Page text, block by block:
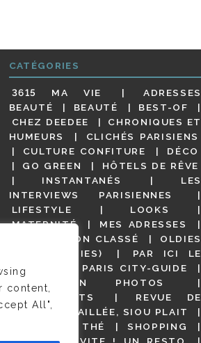
content,
All",
CATÉGORIES
3615 MA VIE
ADRESSES
BEAUTÉ
BEAUTÉ
BEST-OF
CHEZ DEEDEE
CHRONIQUES ET
HUMEURS
CLICHÉS PARISIENS
CULTURE CONFITURE
DÉCO
GO GREEN
HÔTELS DE RÊVE
INSTANTANÉS
LES
INTERVIEWS PARISIENNES
LIFESTYLE
LOOKS
MATERNITÉ
MES ADRESSES
NON CLASSÉ
OLDIES
(BUT GOODIES)
PAR ICI LE
MAGOT !
PARIS CITY-GUIDE
PARIS EN PHOTOS
RESTAURANTS
REVUE DE
PRESSE DÉTAILLÉE, SIOU PLAIT
SALONS DE THÉ
SHOPPING
VIDÉOS
VITE ! UN RESTO